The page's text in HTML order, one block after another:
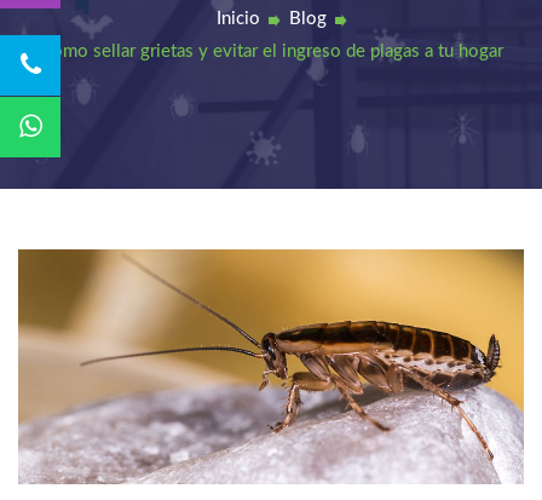
Inicio
Blog
Cómo sellar grietas y evitar el ingreso de plagas a tu hogar